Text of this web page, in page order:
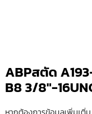
ABPสตัด
B8 3/8″-